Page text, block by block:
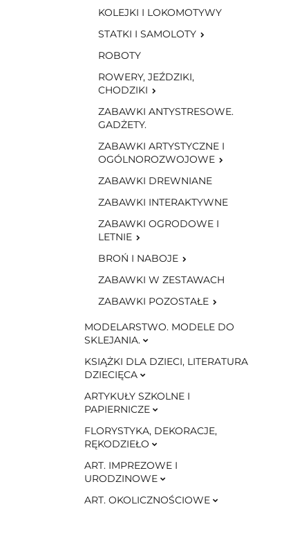
KOLEJKI I LOKOMOTYWY
STATKI I SAMOLOTY
ROBOTY
ROWERY, JEŹDZIKI,
CHODZIKI
ZABAWKI ANTYSTRESOWE.
GADŻETY.
ZABAWKI ARTYSTYCZNE I
OGÓLNOROZWOJOWE
ZABAWKI DREWNIANE
ZABAWKI INTERAKTYWNE
ZABAWKI OGRODOWE I
LETNIE
BROŃ I NABOJE
ZABAWKI W ZESTAWACH
ZABAWKI POZOSTAŁE
MODELARSTWO. MODELE DO
SKLEJANIA.
KSIĄŻKI DLA DZIECI, LITERATURA
DZIECIĘCA
ARTYKUŁY SZKOLNE I
PAPIERNICZE
FLORYSTYKA, DEKORACJE,
RĘKODZIEŁO
ART. IMPREZOWE I
URODZINOWE
ART. OKOLICZNOŚCIOWE